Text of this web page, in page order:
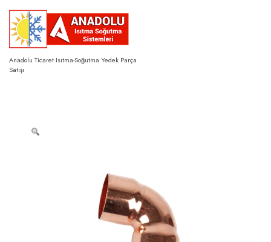
content
Anadolu Ticaret Isıtma-Soğutma Yedek Parça
Satışı